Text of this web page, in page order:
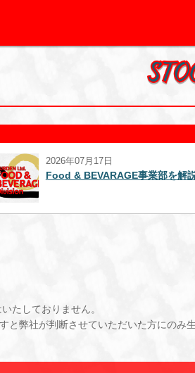
年09月16日
誌報道による追加のお知らせ
たしておりません。
と弊社が判断させていただいた方にのみ